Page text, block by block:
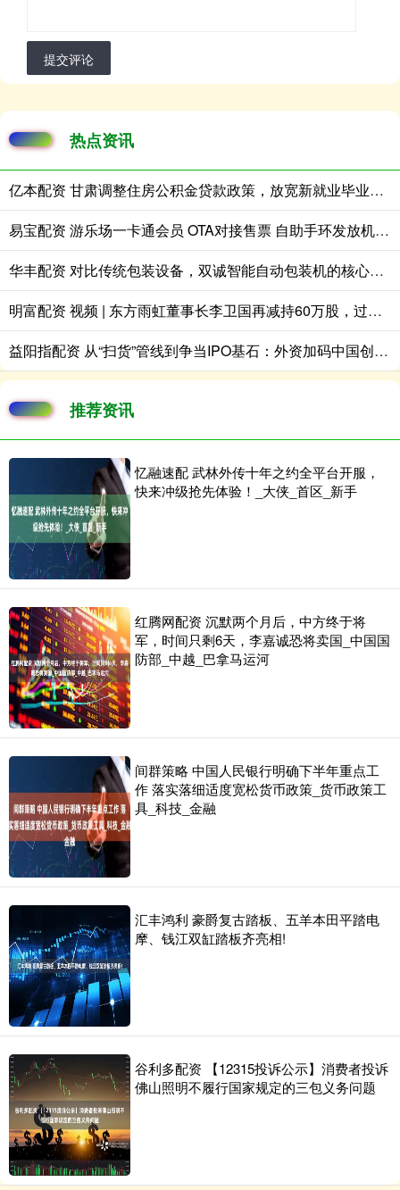
提交评论
热点资讯
亿本配资 甘肃调整住房公积金贷款政策，放宽新就业毕业生贷款条件
易宝配资 游乐场一卡通会员 OTA对接售票 自助手环发放机计时南宁
华丰配资 对比传统包装设备，双诚智能自动包装机的核心优势有哪些
明富配资 视频 | 东方雨虹董事长李卫国再减持60万股，过去两年已累计套现11.95亿元
益阳指配资 从“扫货”管线到争当IPO基石：外资加码中国创新药
推荐资讯
忆融速配 武林外传十年之约全平台开服，
快来冲级抢先体验！_大侠_首区_新手
红腾网配资 沉默两个月后，中方终于将
军，时间只剩6天，李嘉诚恐将卖国_中国国
防部_中越_巴拿马运河
间群策略 中国人民银行明确下半年重点工
作 落实落细适度宽松货币政策_货币政策工
具_科技_金融
汇丰鸿利 豪爵复古踏板、五羊本田平踏电
摩、钱江双缸踏板齐亮相!
谷利多配资 【12315投诉公示】消费者投诉
佛山照明不履行国家规定的三包义务问题